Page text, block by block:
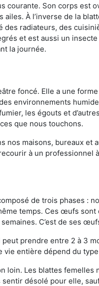
courante. Son corps est
À l’inverse de la
radiateurs, des
et est aussi un
la journée.
foncé. Elle a une
environnements
les égouts et
que nous touchons.
maisons, bureaux et
à un
de trois phases :
temps. Ces œufs
C’est de ses
prendre entre 2 à 3
entière dépend du
loin. Les blattes femelles
désolé pour elle,